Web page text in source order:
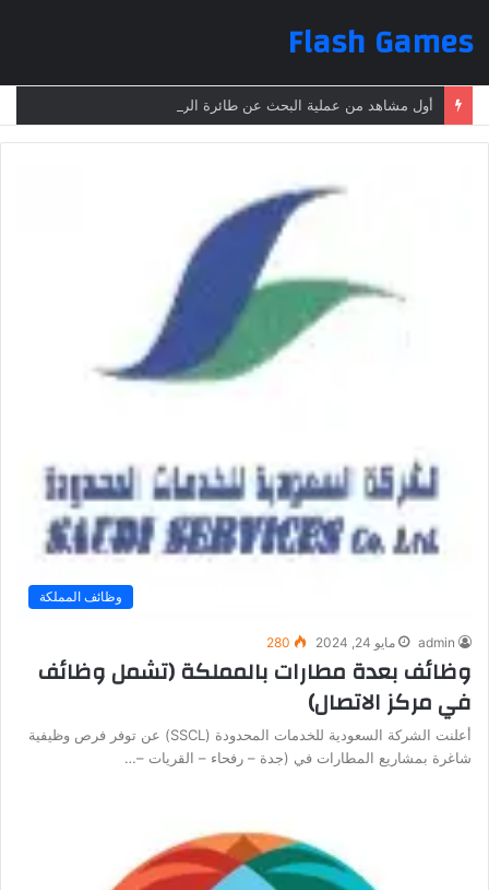
Flash Games
وظائف المملكة
admin مايو 24, 2024 280
وظائف بعدة مطارات بالمملكة (تشمل وظائف
في مركز الاتصال)
أعلنت الشركة السعودية للخدمات المحدودة (SSCL) عن توفر فرص وظيفية
شاغرة بمشاريع المطارات في (جدة – رفحاء – القريات –…